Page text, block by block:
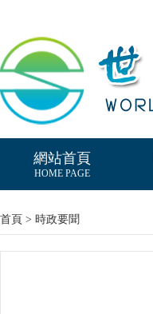
網站首頁
HOME PAGE
首頁 > 時政要聞